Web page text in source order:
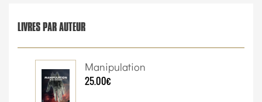
LIVRES PAR AUTEUR
Manipulation
25.00€